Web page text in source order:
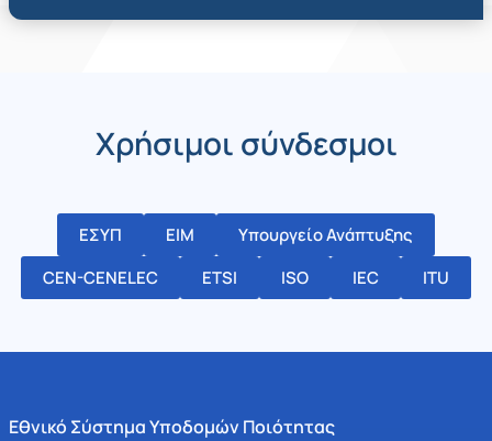
Χρήσιμοι σύνδεσμοι
ΕΣΥΠ ΕΙΜ
Υπουργείο Ανάπτυξης
CEN-CENELEC
ETSI ISO IEC ITU
Εθνικό Σύστημα Υποδομών Ποιότητας